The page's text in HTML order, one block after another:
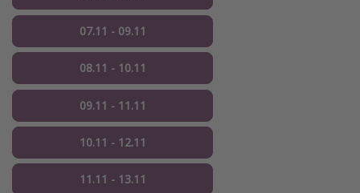
07.11 - 09.11
08.11 - 10.11
09.11 - 11.11
10.11 - 12.11
11.11 - 13.11